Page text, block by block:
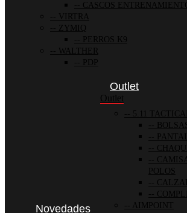
CASCOS
VIRTRA
ZYMIQ
PERROS K9
WALTHER
PDP
Novedades
Outlet
Outlet
5.11 TACTICAL
POLOS
AIMPOINT